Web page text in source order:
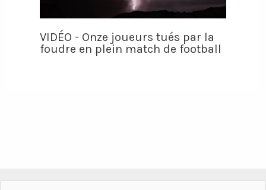
VIDÉO - Onze joueurs tués par la
foudre en plein match de football